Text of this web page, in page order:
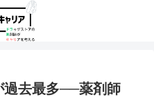
過去最多──薬剤師